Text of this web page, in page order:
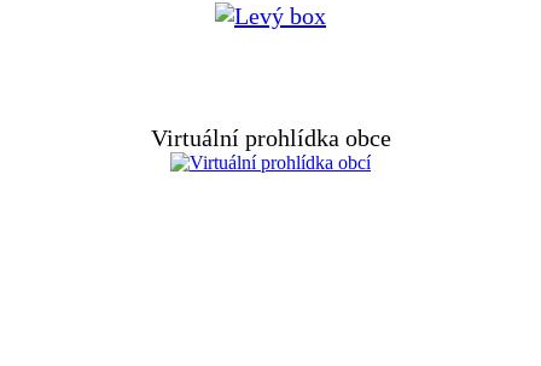
Virtuální prohlídka obce